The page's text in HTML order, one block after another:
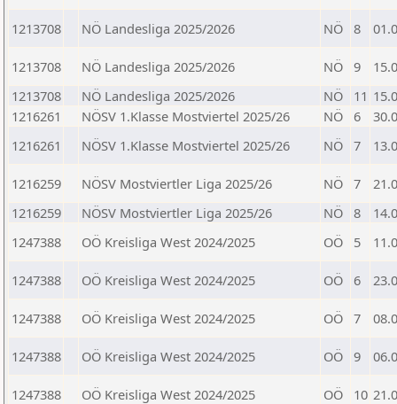
1213708 NÖ Landesliga 2025/2026 NÖ 8
1213708 NÖ Landesliga 2025/2026 NÖ 9
1213708
NÖ Landesliga 2025/2026 NÖ 11
1216261
NÖSV 1.Klasse Mostviertel 2025/26 NÖ 6
1216261
NÖSV 1.Klasse Mostviertel 2025/26 NÖ 7
1216259 NÖSV Mostviertler Liga 2025/26 NÖ 7
1216259
NÖSV Mostviertler Liga 2025/26 NÖ 8
1247388
OÖ Kreisliga West 2024/2025 OÖ 5
1247388 OÖ Kreisliga West 2024/2025 OÖ 6
1247388 OÖ Kreisliga West 2024/2025 OÖ 7
1247388 OÖ Kreisliga West 2024/2025 OÖ 9
1247388 OÖ Kreisliga West 2024/2025 OÖ 10